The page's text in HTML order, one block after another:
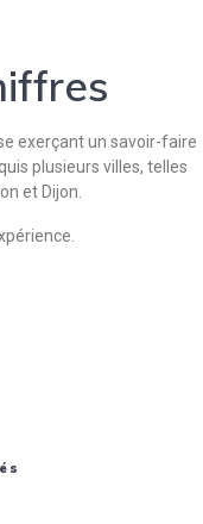
exerçant un savoir-faire
plusieurs villes, telles
et Dijon.